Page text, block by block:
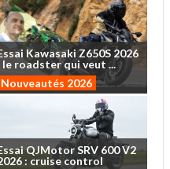
Kawasaki Z650S 2026
le roadsterquiveut ...
Nouveautés 2026
QJMotorSRV 600V2
: cruise control